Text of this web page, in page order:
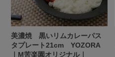
美濃焼 黒いリムカレーパス
タプレート21cm YOZORA
｜M苦楽園オリジナル｜